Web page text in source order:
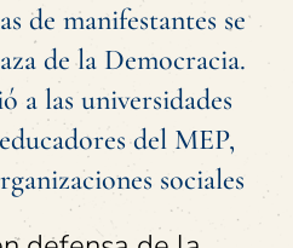
de manifestantes se
de la Democracia.
a las universidades
del MEP,
sociales